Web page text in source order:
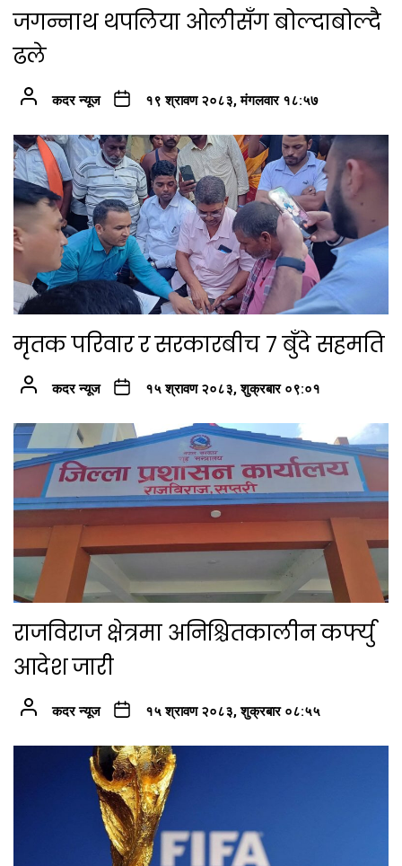
जगन्नाथ थपलिया ओलीसँग बोल्दाबोल्दै
ढले
कदर न्यूज १९ श्रावण २०८३, मंगलवार १८:५७
मृतक परिवार र सरकारबीच ७ बुँदे सहमति
कदर न्यूज १५ श्रावण २०८३, शुक्रबार ०९:०१
राजविराज क्षेत्रमा अनिश्चितकालीन कर्फ्यु
आदेश जारी
कदर न्यूज १५ श्रावण २०८३, शुक्रबार ०८:५५